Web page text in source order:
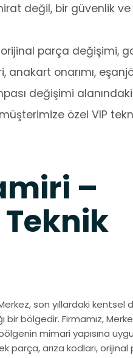
değil, bir güvenlik ve
parça değişimi,
onarımı,
değişimi alanındaki
müşterimize özel VIP
–
son yıllardaki kentsel
bir bölgedir. Firmamız,
mimari yapısına
arıza kodları, orijinal